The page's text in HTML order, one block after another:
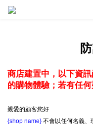
商店建置中，以下資
的購物體驗；若有任何
親愛的顧客您好
{shop name} 不會以任何名義、